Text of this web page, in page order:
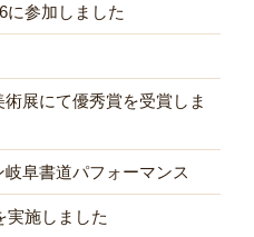
に参加しました
展にて優秀賞を受賞しま
阜書道パフォーマンス
実施しました